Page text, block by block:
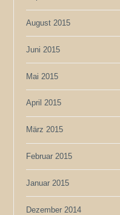
August 2015
Juni 2015
Mai 2015
April 2015
März 2015
Februar 2015
Januar 2015
Dezember 2014